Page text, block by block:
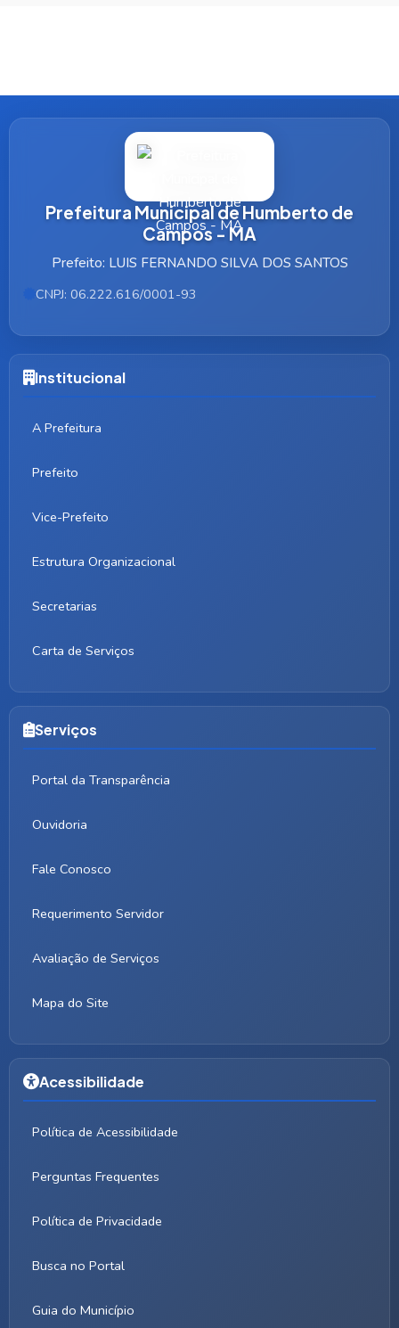
Prefeitura Municipal de Humberto de
Campos - MA
Prefeito: LUIS FERNANDO SILVA DOS SANTOS
CNPJ: 06.222.616/0001-93
Institucional
A Prefeitura
Prefeito
Vice-Prefeito
Estrutura Organizacional
Secretarias
Carta de Serviços
Serviços
Portal da Transparência
Ouvidoria
Fale Conosco
Requerimento Servidor
Avaliação de Serviços
Mapa do Site
Acessibilidade
Política de Acessibilidade
Perguntas Frequentes
Política de Privacidade
Busca no Portal
Guia do Município